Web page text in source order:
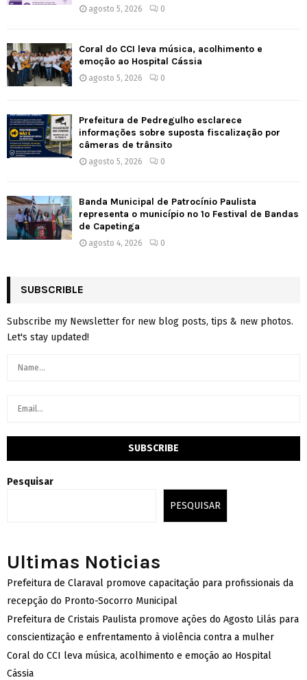
agosto 5, 2026 0
Coral do CCI leva música, acolhimento e
emoção ao Hospital Cássia
agosto 5, 2026 0
Prefeitura de Pedregulho esclarece
informações sobre suposta fiscalização por
câmeras de trânsito
agosto 5, 2026 0
Banda Municipal de Patrocínio Paulista
representa o município no 1º Festival de Bandas
de Capetinga
agosto 4, 2026 0
SUBSCRIBLE
Subscribe my Newsletter for new blog posts, tips & new photos.
Let's stay updated!
Pesquisar
PESQUISAR
Ultimas Noticias
Prefeitura de Claraval promove capacitação para profissionais da
recepção do Pronto-Socorro Municipal
Prefeitura de Cristais Paulista promove ações do Agosto Lilás para
conscientização e enfrentamento à violência contra a mulher
Coral do CCI leva música, acolhimento e emoção ao Hospital
Cássia